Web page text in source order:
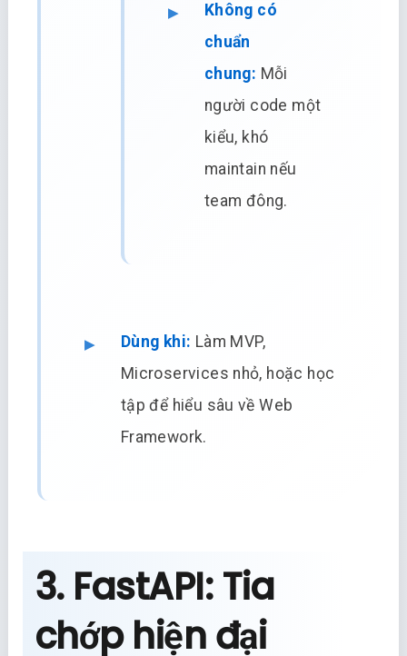
Không có
chuẩn
chung: Mỗi
người code một
kiểu, khó
maintain nếu
team đông.
Dùng khi: Làm MVP,
Microservices nhỏ, hoặc học
tập để hiểu sâu về Web
Framework.
3. FastAPI: Tia
chớp hiện đại